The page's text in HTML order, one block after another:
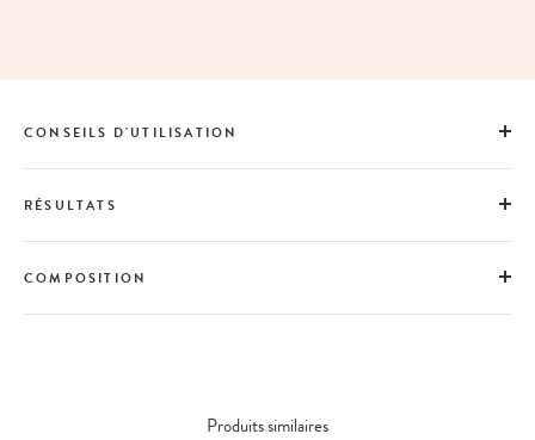
CONSEILS D'UTILISATION
RÉSULTATS
COMPOSITION
Produits similaires